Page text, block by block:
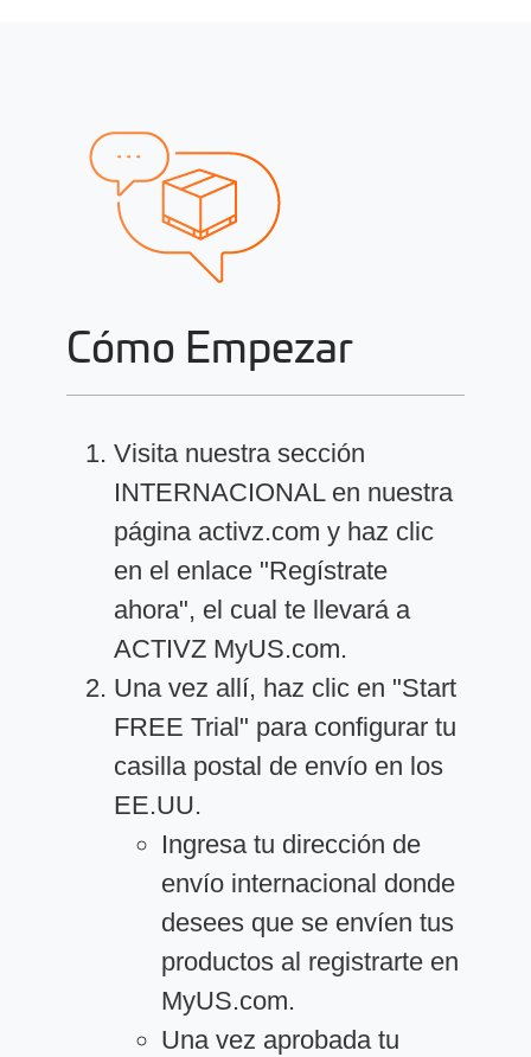
Cómo Empezar
Visita nuestra sección
INTERNACIONAL en nuestra
página activz.com y haz clic
en el enlace "Regístrate
ahora", el cual te llevará a
ACTIVZ MyUS.com.
Una vez allí, haz clic en "Start
FREE Trial" para configurar tu
casilla postal de envío en los
EE.UU.
Ingresa tu dirección de
envío internacional donde
desees que se envíen tus
productos al registrarte en
MyUS.com.
Una vez aprobada tu